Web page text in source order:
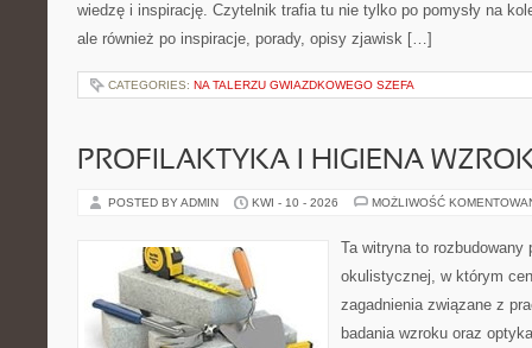
wiedzę i inspirację. Czytelnik trafia tu nie tylko po pomysły na
ale również po inspiracje, porady, opisy zjawisk […]
CATEGORIES: NA TALERZU GWIAZDKOWEGO SZEFA
PROFILAKTYKA I HIGIENA
POSTED BY ADMIN KWI - 10 - 2026 MOŻLIWOŚĆ
Ta witryna to
okulistycznej, w którym
zagadnienia związane z
badania wzroku oraz